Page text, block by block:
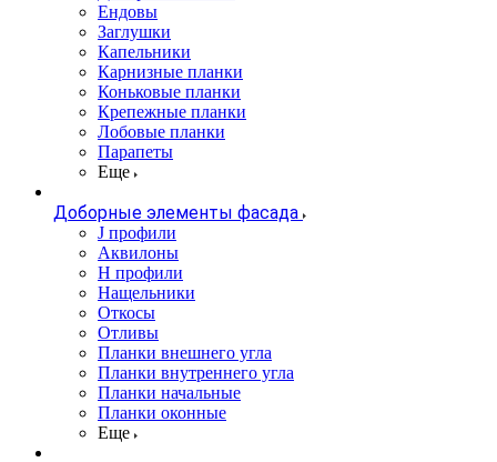
Ендовы
Заглушки
Капельники
Карнизные планки
Коньковые планки
Крепежные планки
Лобовые планки
Парапеты
Еще
Доборные элементы фасада
J профили
Аквилоны
Н профили
Нащельники
Откосы
Отливы
Планки внешнего угла
Планки внутреннего угла
Планки начальные
Планки оконные
Еще